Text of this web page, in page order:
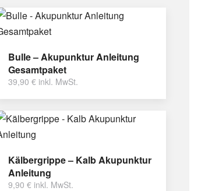
Bulle – Akupunktur Anleitung
Gesamtpaket
39,90 € inkl. MwSt.
Kälbergrippe – Kalb Akupunktur
Anleitung
9,90 € inkl. MwSt.